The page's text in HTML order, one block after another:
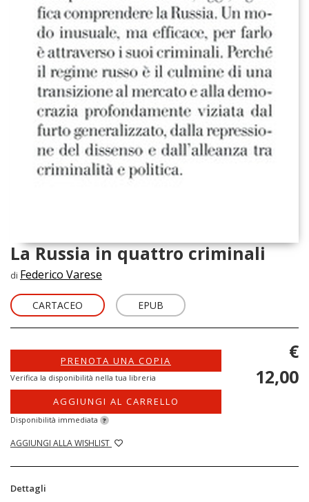
La Russia in quattro criminali
di Federico Varese
CARTACEO EPUB
PRENOTA UNA COPIA
Verifica la disponibilità nella tua libreria
AGGIUNGI AL CARRELLO
Disponibilità immediata ?
AGGIUNGI ALLA WISHLIST
€
12,00
Dettagli